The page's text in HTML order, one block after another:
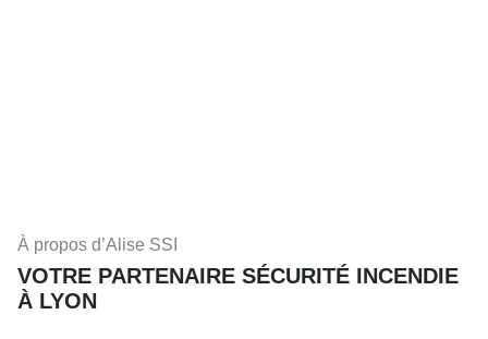
À propos d’Alise SSI
VOTRE PARTENAIRE SÉCURITÉ INCENDIE
À LYON